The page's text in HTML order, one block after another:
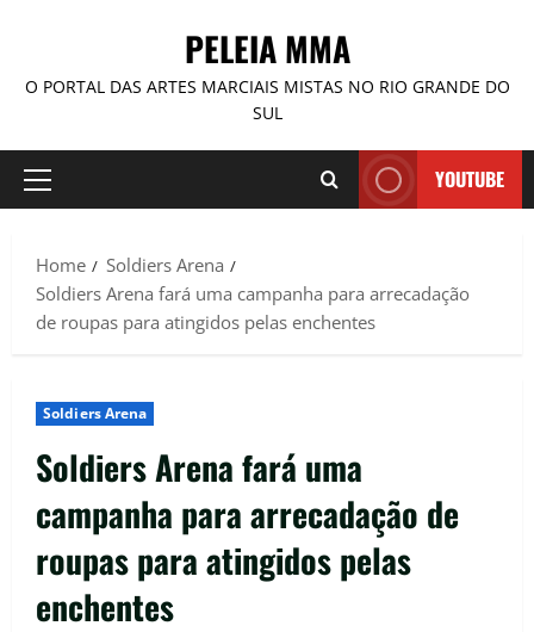
PELEIA MMA
O PORTAL DAS ARTES MARCIAIS MISTAS NO RIO GRANDE DO
SUL
YOUTUBE
Home
Soldiers Arena
Soldiers Arena fará uma campanha para arrecadação
de roupas para atingidos pelas enchentes
Soldiers Arena
Soldiers Arena fará uma
campanha para arrecadação de
roupas para atingidos pelas
enchentes